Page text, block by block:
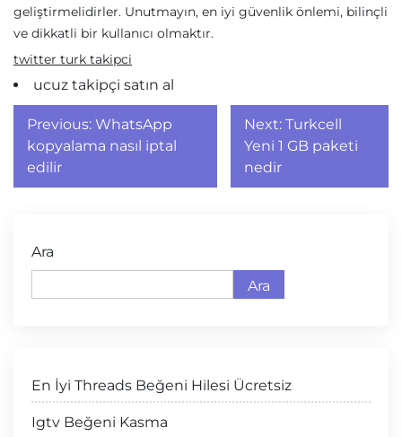
geliştirmelidirler. Unutmayın, en iyi güvenlik önlemi, bilinçli
ve dikkatli bir kullanıcı olmaktır.
twitter turk takipci
ucuz takipçi satın al
Yazı
gezinmesi
Previous: WhatsApp
kopyalama nasıl iptal
edilir
Next: Turkcell
Yeni 1 GB paketi
nedir
Ara
Ara
En İyi Threads Beğeni Hilesi Ücretsiz
Igtv Beğeni Kasma